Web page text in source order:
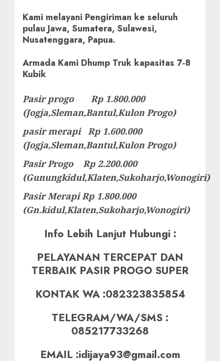
Kami melayani Pengiriman ke seluruh
pulau Jawa, Sumatera, Sulawesi,
Nusatenggara, Papua.
Armada Kami Dhump Truk kapasitas 7-8
Kubik
Pasir progo Rp 1.800.000
(Jogja,Sleman,Bantul,Kulon Progo)
pasir merapi Rp 1.600.000
(Jogja,Sleman,Bantul,Kulon Progo)
Pasir Progo Rp 2.200.000
(Gunungkidul,Klaten,Sukoharjo,Wonogiri)
Pasir Merapi Rp 1.800.000
(Gn.kidul,Klaten,Sukoharjo,Wonogiri)
Info Lebih Lanjut Hubungi :
PELAYANAN TERCEPAT DAN
TERBAIK PASIR PROGO SUPER
KONTAK WA :082323835854
TELEGRAM/WA/SMS :
085217733268
EMAIL :idijaya93@gmail.com